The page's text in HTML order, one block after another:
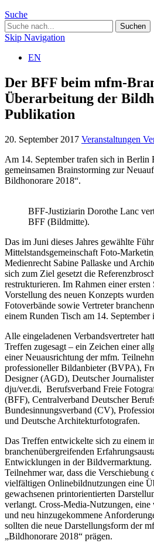
Suche
Skip Navigation
EN
Der BFF beim mfm-
Überarbeitung der
Publikation
20. September 2017 Veranstaltungen
Am 14. September trafen sich in Berlin
gemeinsamen Brainstorming zur
Bildhonorare 2018“.
BFF-Justiziarin Dorothe Lanc
BFF (Bildmitte).
Das im Juni dieses Jahres gewählte
Mittelstandsgemeinschaft Foto-
Medienrecht Sabine Pallaske und
sich zum Ziel gesetzt die
restrukturieren. Im Rahmen einer
Vorstellung des neuen Konzepts
Fotoverbände sowie Vertreter
einem Runden Tisch am 14.
Alle eingeladenen Verbandsvertreter
Treffen zugesagt – ein Zeichen einer
einer Neuausrichtung der mfm.
professioneller Bildanbieter (BVPA),
Designer (AGD), Deutscher
dju/ver.di, Berufsverband Freie
(BFF), Centralverband Deutscher
Bundesinnungsverband (CV),
und Deutsche Architekturfotografen.
Das Treffen entwickelte sich zu einem
branchenübergreifenden
Entwicklungen in der
Teilnehmer war, dass die Verschiebung
vielfältigen Onlinebildnutzungen eine
gewachsenen printorientierten
verlangt. Cross-Media-Nutzungen, eine
und neu hinzugekommene
sollten die neue Darstellungsform der
„Bildhonorare 2018“ prägen.